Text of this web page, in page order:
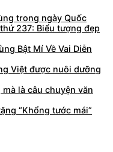
trong ngày Quốc
237: Biểu tượng đẹp
Bật Mí Về Vai Diễn
Việt được nuôi dưỡng
là câu chuyện văn
“Khổng tước mái”